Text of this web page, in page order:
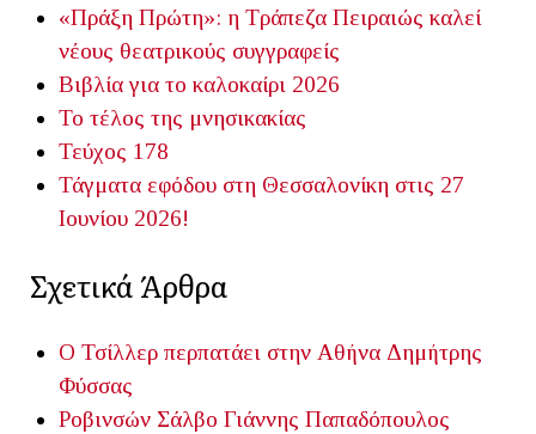
«Πράξη Πρώτη»: η Τράπεζα Πειραιώς καλεί
νέους θεατρικούς συγγραφείς
Βιβλία για το καλοκαίρι 2026
Το τέλος της μνησικακίας
Τεύχος 178
Τάγματα εφόδου στη Θεσσαλονίκη στις 27
Ιουνίου 2026!
Σχετικά Άρθρα
Ο Τσίλλερ περπατάει στην Αθήνα Δημήτρης
Φύσσας
Ροβινσών Σάλβο Γιάννης Παπαδόπουλος